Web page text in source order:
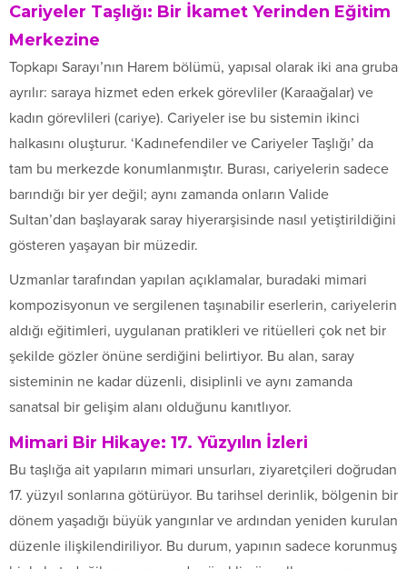
Cariyeler Taşlığı: Bir İkamet Yerinden Eğitim
Merkezine
Topkapı Sarayı’nın Harem bölümü, yapısal olarak iki ana gruba
ayrılır: saraya hizmet eden erkek görevliler (Karaağalar) ve
kadın görevlileri (cariye). Cariyeler ise bu sistemin ikinci
halkasını oluşturur. ‘Kadınefendiler ve Cariyeler Taşlığı’ da
tam bu merkezde konumlanmıştır. Burası, cariyelerin sadece
barındığı bir yer değil; aynı zamanda onların Valide
Sultan’dan başlayarak saray hiyerarşisinde nasıl yetiştirildiğini
gösteren yaşayan bir müzedir.
Uzmanlar tarafından yapılan açıklamalar, buradaki mimari
kompozisyonun ve sergilenen taşınabilir eserlerin, cariyelerin
aldığı eğitimleri, uygulanan pratikleri ve ritüelleri çok net bir
şekilde gözler önüne serdiğini belirtiyor. Bu alan, saray
sisteminin ne kadar düzenli, disiplinli ve aynı zamanda
sanatsal bir gelişim alanı olduğunu kanıtlıyor.
Mimari Bir Hikaye: 17. Yüzyılın İzleri
Bu taşlığa ait yapıların mimari unsurları, ziyaretçileri doğrudan
17. yüzyıl sonlarına götürüyor. Bu tarihsel derinlik, bölgenin bir
dönem yaşadığı büyük yangınlar ve ardından yeniden kurulan
düzenle ilişkilendiriliyor. Bu durum, yapının sadece korunmuş